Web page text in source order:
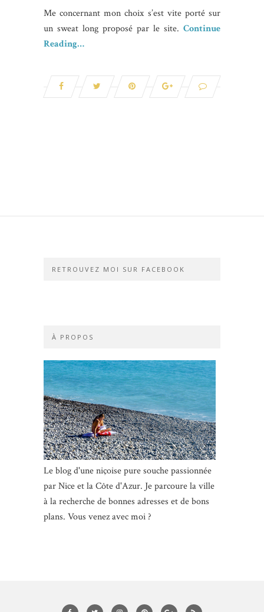
Me concernant mon choix s’est vite porté sur
un sweat long proposé par le site. Continue
Reading…
RETROUVEZ MOI SUR FACEBOOK
À PROPOS
Le blog d'une niçoise pure souche passionnée
par Nice et la Côte d'Azur. Je parcoure la ville
à la recherche de bonnes adresses et de bons
plans. Vous venez avec moi ?